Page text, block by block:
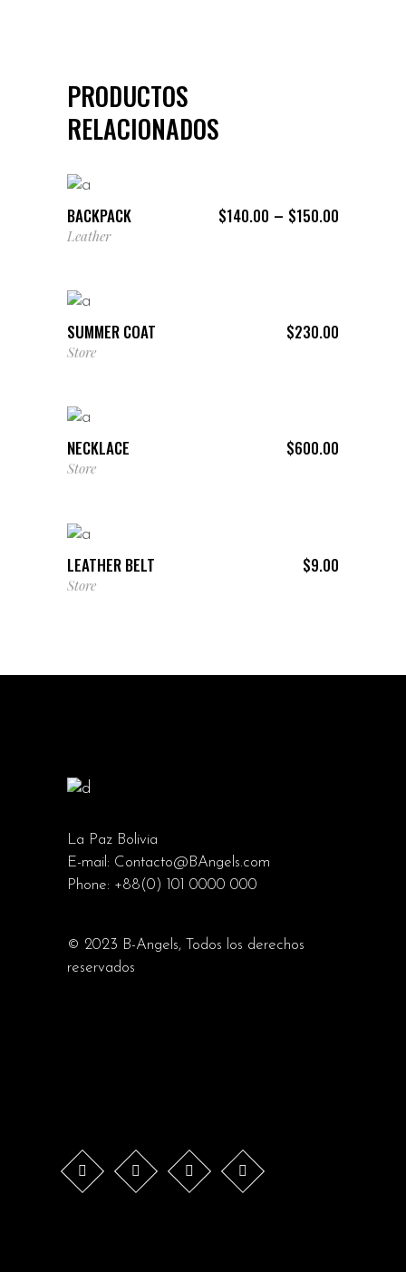
PRODUCTOS
RELACIONADOS
BACKPACK $140.00 – $150.00
Leather
SUMMER COAT $230.00
Store
NECKLACE $600.00
Store
LEATHER BELT $9.00
Store
La Paz Bolivia
E-mail: Contacto@BAngels.com
Phone: +88(0) 101 0000 000
© 2023 B-Angels, Todos los derechos
reservados